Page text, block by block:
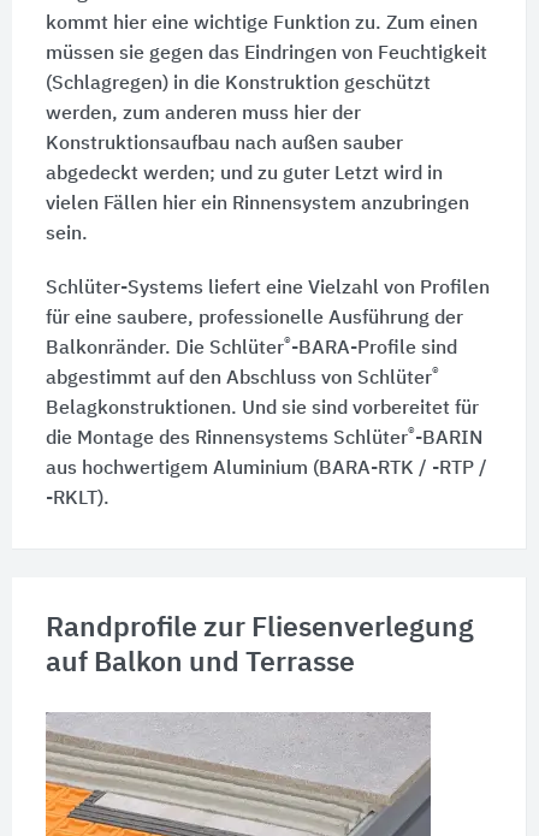
kommt hier eine wichtige Funktion zu. Zum einen
müssen sie gegen das Eindringen von Feuchtigkeit
(Schlagregen) in die Konstruktion geschützt
werden, zum anderen muss hier der
Konstruktionsaufbau nach außen sauber
abgedeckt werden; und zu guter Letzt wird in
vielen Fällen hier ein Rinnensystem anzubringen
sein.
Schlüter-Systems liefert eine Vielzahl von Profilen
für eine saubere, professionelle Ausführung der
Balkonränder. Die Schlüter®-BARA-Profile sind
abgestimmt auf den Abschluss von Schlüter®
Belagkonstruktionen. Und sie sind vorbereitet für
die Montage des Rinnensystems Schlüter®-BARIN
aus hochwertigem Aluminium (BARA-RTK / -RTP /
-RKLT).
Randprofile zur Fliesenverlegung
auf Balkon und Terrasse